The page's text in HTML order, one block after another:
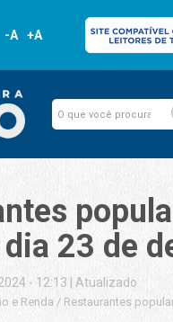
-A +A
23 de
- 12:13 Atualizado
e Renda / Restaurantes